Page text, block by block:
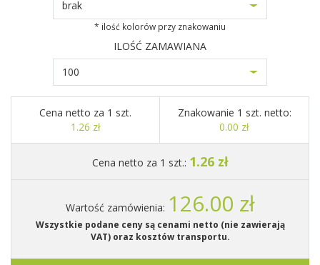
brak
* ilość kolorów przy znakowaniu
ILOŚĆ ZAMAWIANA
100
Cena netto za 1 szt.
1.26 zł
Znakowanie 1 szt. netto:
0.00 zł
Cena netto za 1 szt.: 1.26 zł
Wartość zamówienia: 126.00 zł
Wszystkie podane ceny są cenami netto (nie zawierają
VAT) oraz kosztów transportu.